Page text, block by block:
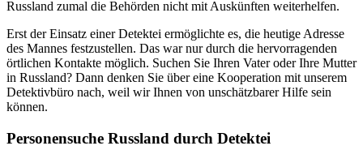
Russland zumal die Behörden nicht mit Auskünften weiterhelfen.
Erst der Einsatz einer Detektei ermöglichte es, die heutige Adresse
des Mannes festzustellen. Das war nur durch die hervorragenden
örtlichen Kontakte möglich. Suchen Sie Ihren Vater oder Ihre Mutter
in Russland? Dann denken Sie über eine Kooperation mit unserem
Detektivbüro nach, weil wir Ihnen von unschätzbarer Hilfe sein
können.
Personensuche Russland durch Detektei